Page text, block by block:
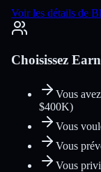
Voir les détails de
Choisissez
Vous
$400K)
Vous
Vous
Vous